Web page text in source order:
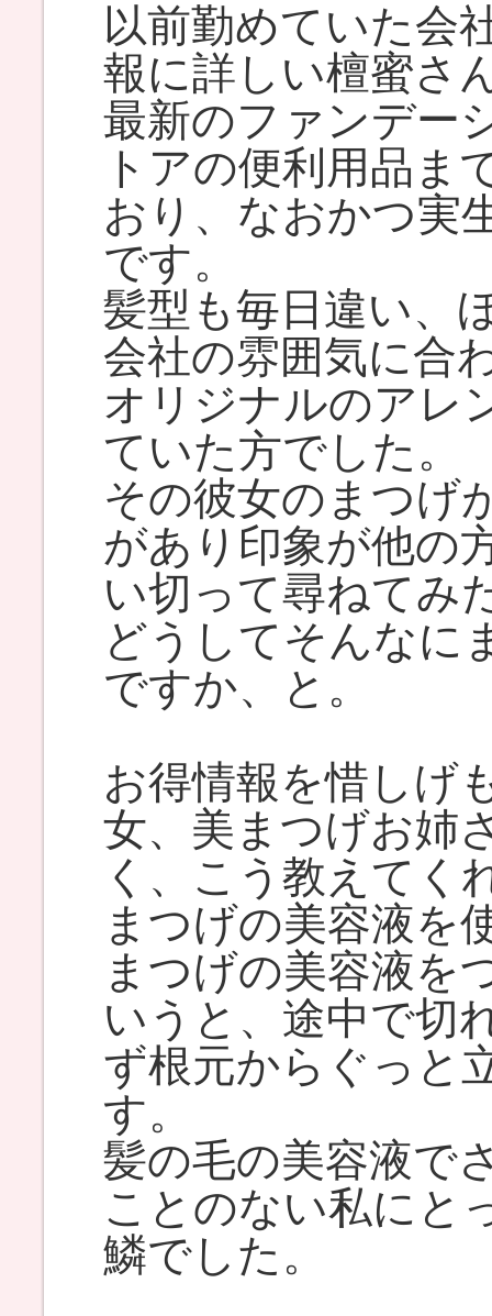
以前勤めていた会
報に詳しい檀蜜さ
最新のファンデー
トアの便利用品ま
おり、なおかつ実
です。
髪型も毎日違い、
会社の雰囲気に合
オリジナルのアレ
ていた方でした。
その彼女のまつげ
があり印象が他の
い切って尋ねてみ
どうしてそんなに
ですか、と。
お得情報を惜しげ
女、美まつげお姉
く、こう教えてく
まつげの美容液を
まつげの美容液を
いうと、途中で切
ず根元からぐっと
す。
髪の毛の美容液で
ことのない私にと
鱗でした。